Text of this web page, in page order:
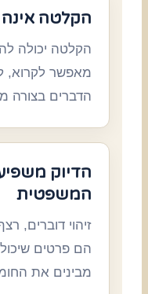
הקלטה
הקלטה יכולה
מאפשר לקרוא,
הדברים בצורה
הדיוק
המשפטית
זיהוי דוברים,
הם פרטים
מבינים את